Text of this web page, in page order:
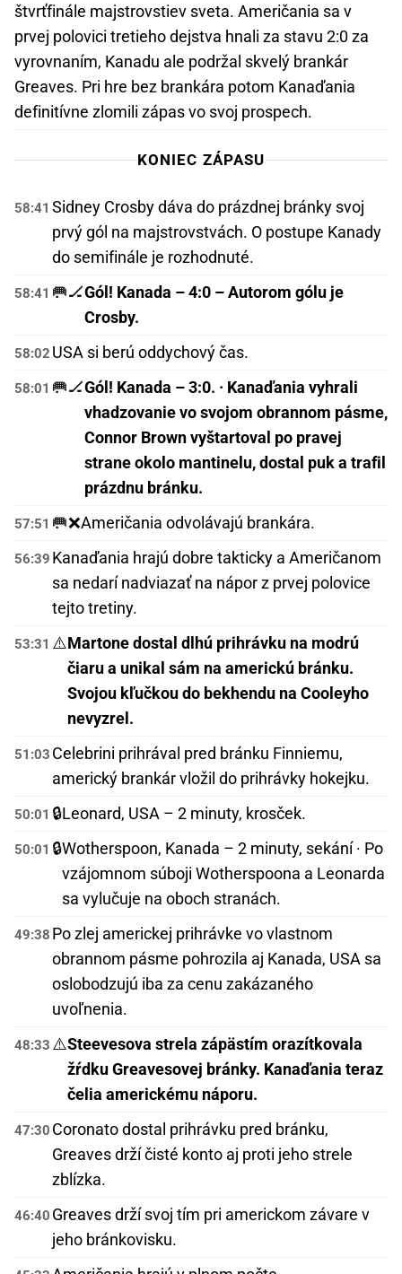
štvrťfinále majstrovstiev sveta. Američania sa v
prvej polovici tretieho dejstva hnali za stavu 2:0 za
vyrovnaním, Kanadu ale podržal skvelý brankár
Greaves. Pri hre bez brankára potom Kanaďania
definitívne zlomili zápas vo svoj prospech.
KONIEC ZÁPASU
58:41 Sidney Crosby dáva do prázdnej bránky svoj
prvý gól na majstrovstvách. O postupe Kanady
do semifinále je rozhodnuté.
58:41 🥅🏒Gól! Kanada – 4:0 – Autorom gólu je
Crosby.
58:02 USA si berú oddychový čas.
58:01 🥅🏒Gól! Kanada – 3:0. · Kanaďania vyhrali
vhadzovanie vo svojom obrannom pásme,
Connor Brown vyštartoval po pravej
strane okolo mantinelu, dostal puk a trafil
prázdnu bránku.
57:51 🥅❌Američania odvolávajú brankára.
56:39 Kanaďania hrajú dobre takticky a Američanom
sa nedarí nadviazať na nápor z prvej polovice
tejto tretiny.
53:31 ⚠️Martone dostal dlhú prihrávku na modrú
čiaru a unikal sám na americkú bránku.
Svojou kľučkou do bekhendu na Cooleyho
nevyzrel.
51:03 Celebrini prihrával pred bránku Finniemu,
americký brankár vložil do prihrávky hokejku.
50:01 🔒Leonard, USA – 2 minuty, krosček.
50:01 🔒Wotherspoon, Kanada – 2 minuty, sekání · Po
vzájomnom súboji Wotherspoona a Leonarda
sa vylučuje na oboch stranách.
49:38 Po zlej americkej prihrávke vo vlastnom
obrannom pásme pohrozila aj Kanada, USA sa
oslobodzujú iba za cenu zakázaného
uvoľnenia.
48:33 ⚠️Steevesova strela zápästím orazítkovala
žŕdku Greavesovej bránky. Kanaďania teraz
čelia americkému náporu.
47:30 Coronato dostal prihrávku pred bránku,
Greaves drží čisté konto aj proti jeho strele
zblízka.
46:40 Greaves drží svoj tím pri americkom závare v
jeho bránkovisku.